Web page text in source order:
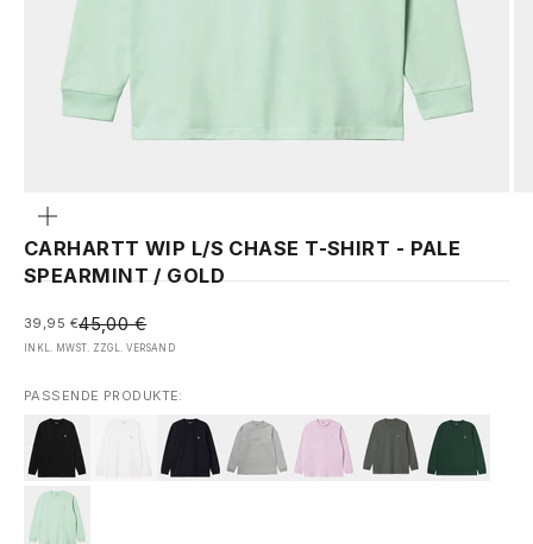
CARHARTT WIP L/S CHASE T-SHIRT - PALE
SPEARMINT / GOLD
ANGEBOT
39,95 €REGULÄRER PREIS
45,00 €
INKL. MWST. ZZGL. VERSAND
PASSENDE PRODUKTE: